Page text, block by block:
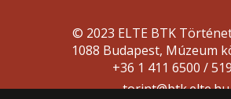
© 2023 ELTE BTK
1088 Budapest, Múzeum
+36 1 411 6500 /
torint@btk.elte.hu